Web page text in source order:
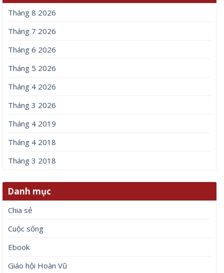
Tháng 8 2026
Tháng 7 2026
Tháng 6 2026
Tháng 5 2026
Tháng 4 2026
Tháng 3 2026
Tháng 4 2019
Tháng 4 2018
Tháng 3 2018
Danh mục
Chia sẻ
Cuộc sống
Ebook
Giáo hội Hoàn Vũ